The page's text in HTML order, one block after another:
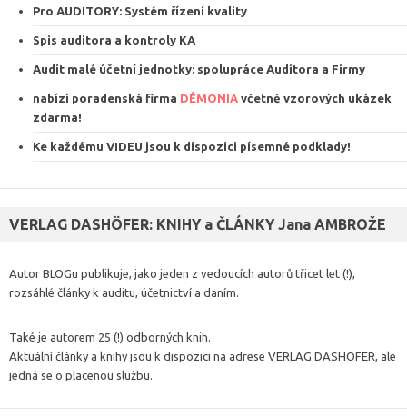
Pro AUDITORY: Systém řízení kvality
Spis auditora a kontroly KA
Audit malé účetní jednotky: spolupráce Auditora a Firmy
nabízí poradenská firma DÉMONIA včetně vzorových ukázek
zdarma!
Ke každému VIDEU jsou k dispozici písemné podklady!
VERLAG DASHÖFER: KNIHY a ČLÁNKY Jana AMBROŽE
Autor BLOGu publikuje, jako jeden z vedoucích autorů třicet let (!),
rozsáhlé články k auditu, účetnictví a daním.
Také je autorem 25 (!) odborných knih.
Aktuální články a knihy jsou k dispozici na adrese VERLAG DASHOFER, ale
jedná se o placenou službu.